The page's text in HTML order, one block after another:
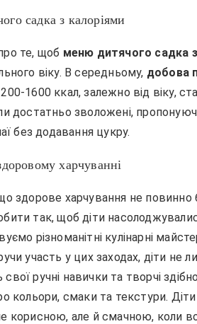
садка з калоріями
те, щоб меню дитячого садка
віку. В середньому, добова
1600 ккал, залежно від віку,
достатньо зволожені,
без додавання цукру.
харчуванні
здорове харчування не
так, щоб діти
різноманітні кулінарні
участь у цих заходах, діти не
ручні навички та творчі
кольори, смаки та текстури.
корисною, але й смачною, коли